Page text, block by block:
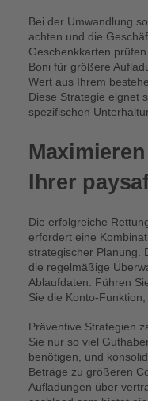
Bei der Umwandlung
achten und die
Geschenkkarten
Boni für größere
Wert aus Ihrem
Diese Strategie eignet
spezifischen
Ihrer
Die erfolgreiche
erfordert eine
strategischer Planung.
die regelmäßige
Ablaufdaten. Führen
Sie die Konto-
Präventive Strategien
Sie nur so viel
benötigen, und
Beträge zu größeren
Aufladungen über